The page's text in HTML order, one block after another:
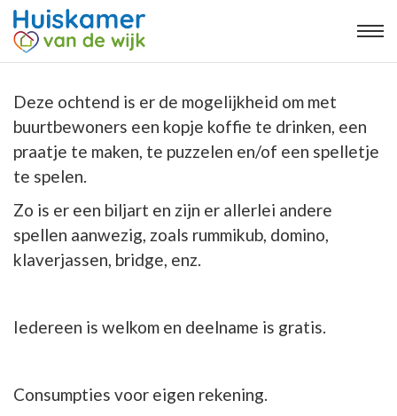
Deze ochtend is er de mogelijkheid om met
buurtbewoners een kopje koffie te drinken, een
praatje te maken, te puzzelen en/of een spelletje
te spelen.
Zo is er een biljart en zijn er allerlei andere
spellen aanwezig, zoals rummikub, domino,
klaverjassen, bridge, enz.
Iedereen is welkom en deelname is gratis.
Consumpties voor eigen rekening.